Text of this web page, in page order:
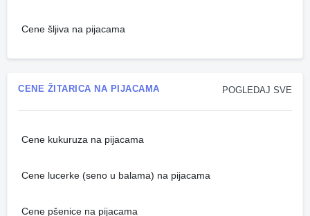
Cene šljiva na pijacama
POGLEDAJ SVE
CENE ŽITARICA NA PIJACAMA
Cene kukuruza na pijacama
Cene lucerke (seno u balama) na pijacama
Cene pšenice na pijacama